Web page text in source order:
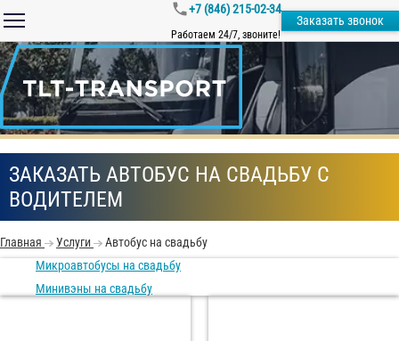
+7 (846) 215-02-34
Работаем 24/7, звоните!
Заказать звонок
ЗАКАЗАТЬ АВТОБУС НА СВАДЬБУ С
ВОДИТЕЛЕМ
Главная Услуги
Автобус на свадьбу
Микроавтобусы на свадьбу
Минивэны на свадьбу